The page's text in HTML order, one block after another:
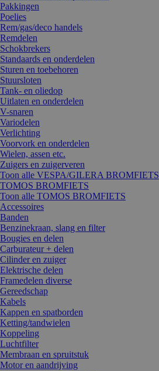
Pakkingen
Poelies
Rem/gas/deco handels
Remdelen
Schokbrekers
Standaards en onderdelen
Sturen en toebehoren
Stuursloten
Tank- en oliedop
Uitlaten en onderdelen
V-snaren
Variodelen
Verlichting
Voorvork en onderdelen
Wielen, assen etc.
Zuigers en zuigerveren
Toon alle VESPA/GILERA BROMFIETS
TOMOS BROMFIETS
Toon alle TOMOS BROMFIETS
Accessoires
Banden
Benzinekraan, slang en filter
Bougies en delen
Carburateur + delen
Cilinder en zuiger
Elektrische delen
Framedelen diverse
Gereedschap
Kabels
Kappen en spatborden
Ketting/tandwielen
Koppeling
Luchtfilter
Membraan en spruitstuk
Motor en aandrijving